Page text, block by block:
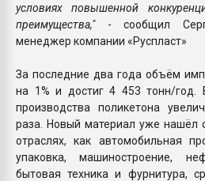
условиях повышенной
преимущества," - сообщил
менеджер компании «Руспласт»
За последние два года объём
на 1% и достиг 4 453 тонн/
производства поликетона
раза. Новый материал уже нашёл
отраслях, как автомобильная
упаковка, машиностроение,
бытовая техника и фурнитура,